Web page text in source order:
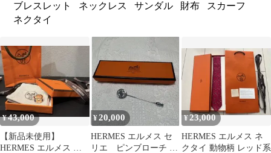
ブレスレット
ネックレス サンダル 財布
スカーフ
ネクタイ
¥43,000
【新品未使用】
HERMES エルメス イ
¥20,000
HERMES エルメス セ
リエ ピンブローチ シ
¥23,000
HERMES エルメス ネ
クタイ 動物柄 レッド系